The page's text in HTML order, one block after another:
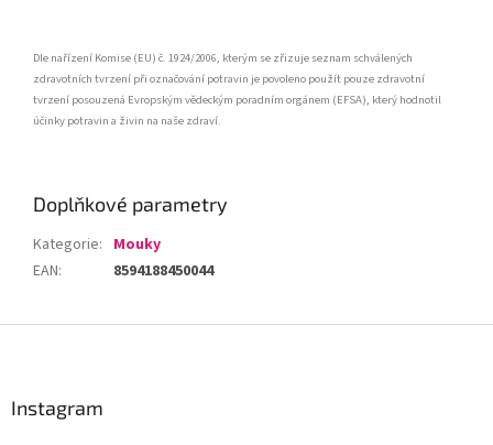
Dle nařízení Komise (EU) č. 1924/2006, kterým se zřizuje seznam schválených
zdravotních tvrzení při označování potravin je povoleno použít pouze zdravotní
tvrzení posouzená Evropským vědeckým poradním orgánem (EFSA), který hodnotil
účinky potravin a živin na naše zdraví.
Doplňkové parametry
Kategorie: Mouky
EAN: 8594188450044
Instagram